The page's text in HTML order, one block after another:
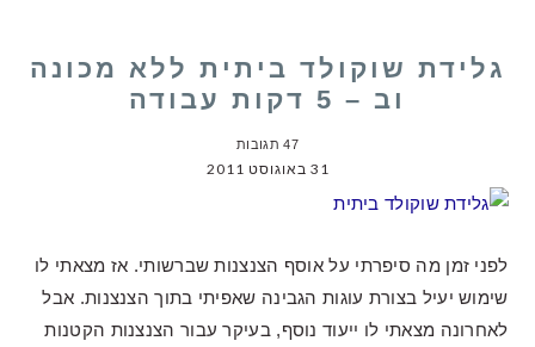
גלידת שוקולד ביתית ללא מכונה
וב – 5 דקות עבודה
47 תגובות
31 באוגוסט 2011
לפני זמן מה סיפרתי על אוסף הצנצנות שברשותי. אז מצאתי לו
שימוש יעיל בצורת עוגות הגבינה שאפיתי בתוך הצנצנות. אבל
לאחרונה מצאתי לו ייעוד נוסף, בעיקר עבור הצנצנות הקטנות